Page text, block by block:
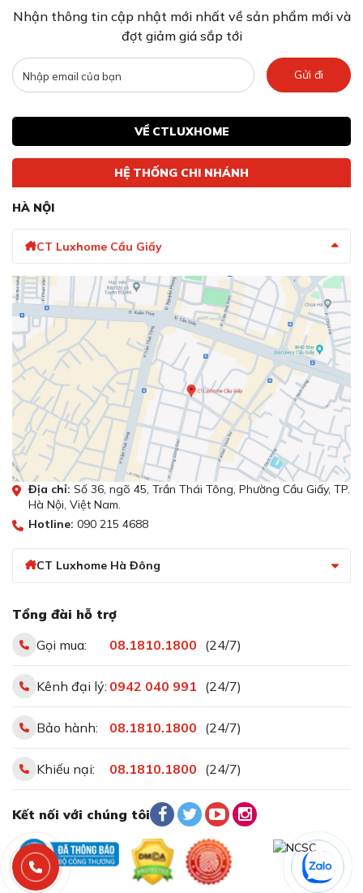
Nhận thông tin cập nhật mới nhất về sản phẩm mới và
đợt giảm giá sắp tới
Gửi đi
VỀ CTLUXHOME
HỆ THỐNG CHI NHÁNH
HÀ NỘI
CT Luxhome Cầu Giấy
Địa chỉ: Số 36, ngõ 45, Trần Thái Tông, Phường Cầu Giấy, TP.
Hà Nội, Việt Nam.
Hotline: 090 215 4688
CT Luxhome Hà Đông
Tổng đài hỗ trợ
Gọi mua:
08.1810.1800 (24/7)
Kênh đại lý: 0942 040 991 (24/7)
Bảo hành: 08.1810.1800 (24/7)
Khiếu nại: 08.1810.1800 (24/7)
Kết nối với chúng tôi